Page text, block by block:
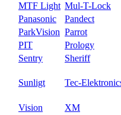
MTF Light Mul-T-Lock
Panasonic
Pandect
ParkVision Parrot
PIT
Prology
Sentry Sheriff
Sunligt Tec-
Vision
XM